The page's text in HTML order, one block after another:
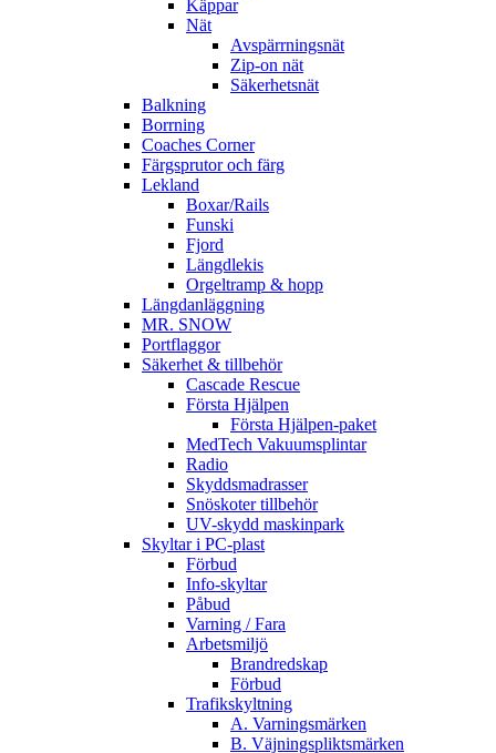
Käppar
Nät
Avspärrningsnät
Zip-on nät
Säkerhetsnät
Balkning
Borrning
Coaches Corner
Färgsprutor och färg
Lekland
Boxar/Rails
Funski
Fjord
Längdlekis
Orgeltramp & hopp
Längdanläggning
MR. SNOW
Portflaggor
Säkerhet & tillbehör
Cascade Rescue
Första Hjälpen
Första Hjälpen-paket
MedTech Vakuumsplintar
Radio
Skyddsmadrasser
Snöskoter tillbehör
UV-skydd maskinpark
Skyltar i PC-plast
Förbud
Info-skyltar
Påbud
Varning / Fara
Arbetsmiljö
Brandredskap
Förbud
Trafikskyltning
A. Varningsmärken
B. Väjningspliktsmärken